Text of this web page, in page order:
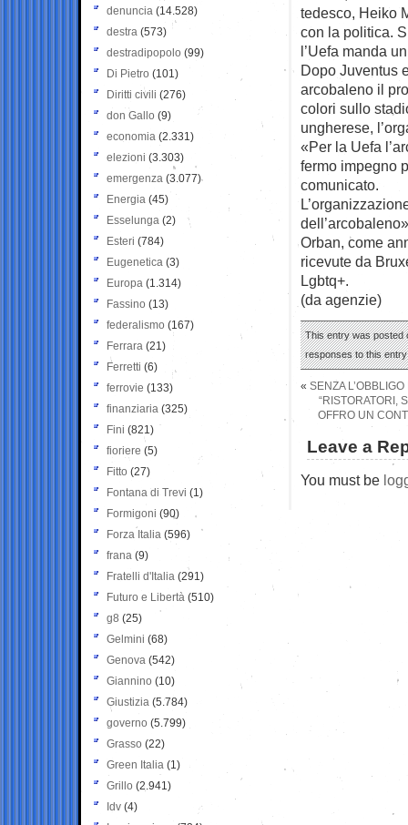
tedesco, Heiko
con la politica.
l’Uefa manda
Dopo Juventus
arcobaleno il
colori sullo
ungherese,
«Per la Uefa
fermo impegno
comunicato.
Orban, come
ricevute da
Lgbtq+.
(da agenzie)
This entry was posted
responses to this
« SENZA
“RISTORATORI,
OFFRO UN
Leave a
You must be
denuncia (14.528)
destra (573)
destradipopolo (99)
Di Pietro (101)
Diritti civili (276)
don Gallo (9)
economia (2.331)
elezioni (3.303)
emergenza (3.077)
Energia (45)
Esselunga (2)
Esteri (784)
Eugenetica (3)
Europa (1.314)
Fassino (13)
federalismo (167)
Ferrara (21)
Ferretti (6)
ferrovie (133)
finanziaria (325)
Fini (821)
fioriere (5)
Fitto (27)
Fontana di Trevi (1)
Formigoni (90)
Forza Italia (596)
frana (9)
Fratelli d'Italia (291)
Futuro e Libertà (510)
g8 (25)
Gelmini (68)
Genova (542)
Giannino (10)
Giustizia (5.784)
governo (5.799)
Grasso (22)
Green Italia (1)
Grillo (2.941)
Idv (4)